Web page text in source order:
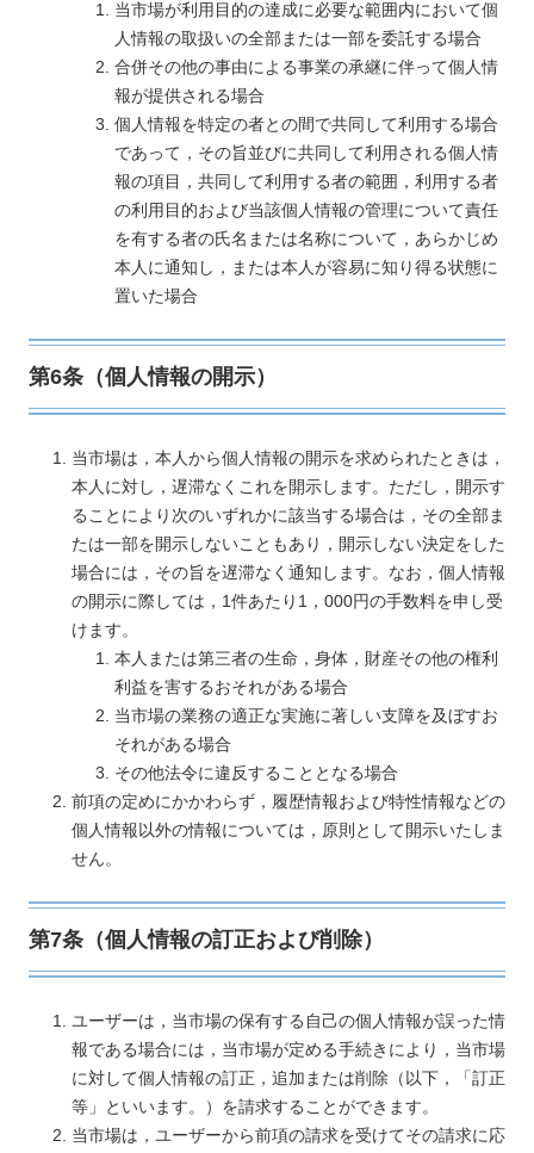
当市場が利用目的の達成に必要な範囲内において個
人情報の取扱いの全部または一部を委託する場合
合併その他の事由による事業の承継に伴って個人情
報が提供される場合
個人情報を特定の者との間で共同して利用する場合
であって，その旨並びに共同して利用される個人情
報の項目，共同して利用する者の範囲，利用する者
の利用目的および当該個人情報の管理について責任
を有する者の氏名または名称について，あらかじめ
本人に通知し，または本人が容易に知り得る状態に
置いた場合
第6条（個人情報の開示）
当市場は，本人から個人情報の開示を求められたときは，
本人に対し，遅滞なくこれを開示します。ただし，開示す
ることにより次のいずれかに該当する場合は，その全部ま
たは一部を開示しないこともあり，開示しない決定をした
場合には，その旨を遅滞なく通知します。なお，個人情報
の開示に際しては，1件あたり1，000円の手数料を申し受
けます。
本人または第三者の生命，身体，財産その他の権利
利益を害するおそれがある場合
当市場の業務の適正な実施に著しい支障を及ぼすお
それがある場合
その他法令に違反することとなる場合
前項の定めにかかわらず，履歴情報および特性情報などの
個人情報以外の情報については，原則として開示いたしま
せん。
第7条（個人情報の訂正および削除）
ユーザーは，当市場の保有する自己の個人情報が誤った情
報である場合には，当市場が定める手続きにより，当市場
に対して個人情報の訂正，追加または削除（以下，「訂正
等」といいます。）を請求することができます。
当市場は，ユーザーから前項の請求を受けてその請求に応